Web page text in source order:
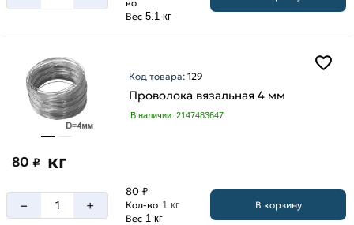
во
Вес 5.1 кг
Код товара:129
Проволока вязальная 4 мм
В наличии: 2147483647
80 ₽ кг
– +
80 ₽
Кол-во 1 кг
Вес 1 кг
В корзину